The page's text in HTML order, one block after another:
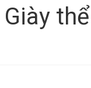
Giày